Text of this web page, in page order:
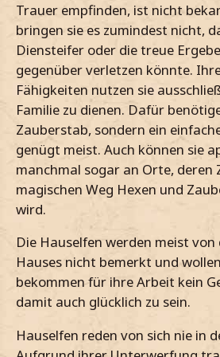
Trauer empfinden, ist nicht
bringen sie es zumindest nicht,
Diensteifer oder die treue
gegenüber verletzen könnte.
Fähigkeiten nutzen sie
Familie zu dienen. Dafür
Zauberstab, sondern ein
genügt meist. Auch können sie
manchmal sogar an Orte, deren
magischen Weg Hexen und
wird.
Die Hauselfen werden meist von
Hauses nicht bemerkt und
bekommen für ihre Arbeit kein
damit auch glücklich zu sein.
Hauselfen reden von sich nie in